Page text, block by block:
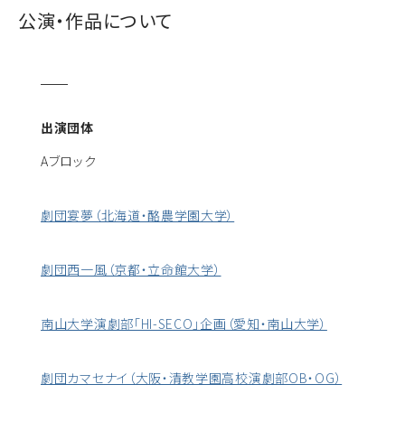
公演・作品について
出演団体
Aブロック
劇団宴夢（北海道・酪農学園大学）
劇団西一風（京都・立命館大学）
南山大学演劇部「HI-SECO」企画（愛知・南山大学）
劇団カマセナイ（大阪・清教学園高校演劇部OB・OG）